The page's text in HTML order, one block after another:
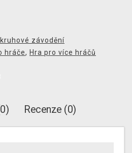
závodění
hráče, Hra pro více hráčů
Recenze (0)